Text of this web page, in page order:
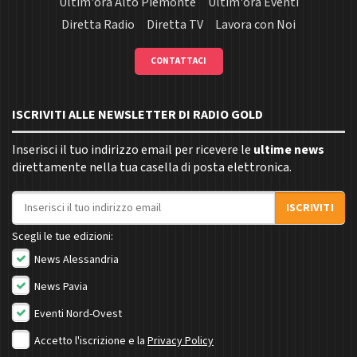
Diretta Radio
Diretta TV Lavora con Noi
CONTATTACI
ISCRIVITI ALLE NEWSLETTER DI RADIO GOLD
Inserisci il tuo indirizzo email per ricevere le ultime news
direttamente nella tua casella di posta elettronica.
Indirizzo email
ISCRIVITI
Scegli le tue edizioni:
News Alessandria
News Pavia
Eventi Nord-Ovest
Accetto l'iscrizione e la Privacy Policy